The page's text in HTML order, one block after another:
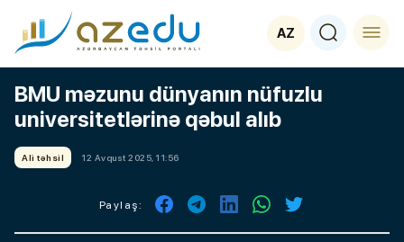
AZ
BMU məzunu dünyanın nüfuzlu
universitetlərinə qəbul alıb
Ali təhsil 12 Avqust 2025, 11:56
Paylaş: